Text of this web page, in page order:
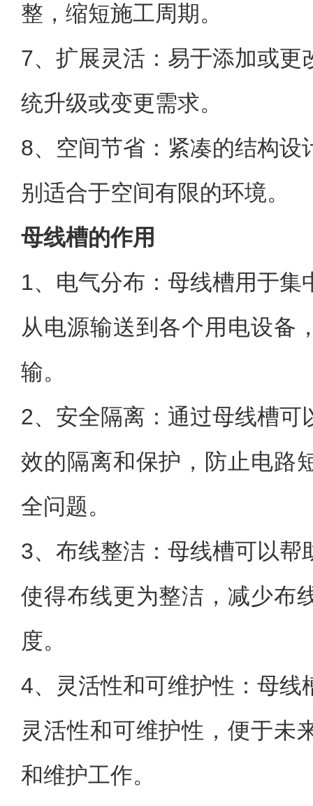
整，缩短施工周期。
7、扩展灵活：易于添加或更
统升级或变更需求。
8、空间节省：紧凑的结构设
别适合于空间有限的环境。
母线槽的作用
1、电气分布：母线槽用于集
从电源输送到各个用电设备
输。
2、安全隔离：通过母线槽可
效的隔离和保护，防止电路
全问题。
3、布线整洁：母线槽可以帮
使得布线更为整洁，减少布
度。
4、灵活性和可维护性：母线
灵活性和可维护性，便于未
和维护工作。